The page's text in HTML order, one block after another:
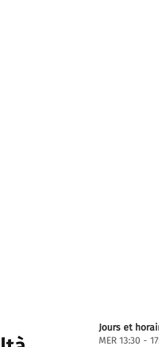
Jours et
MER 13:30 -